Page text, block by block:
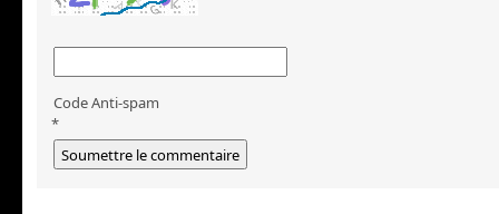
Code Anti-spam
*